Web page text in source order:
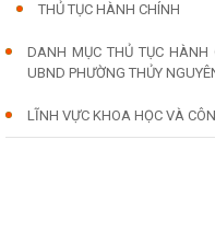
THỦ TỤC HÀNH CHÍNH
DANH MỤC THỦ TỤC HÀNH
UBND PHƯỜNG THỦY
LĨNH VỰC KHOA HỌC VÀ